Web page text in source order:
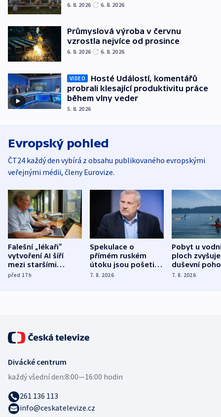
6. 8. 2026 6. 8. 2026
Průmyslová výroba v červnu
vzrostla nejvíce od prosince
6. 8. 2026 6. 8. 2026
VIDEO
Hosté Událostí, komentářů
probrali klesající produktivitu práce
během vlny veder
5. 8. 2026
Evropský pohled
ČT24 každý den vybírá z obsahu publikovaného evropskými
veřejnými médii, členy Eurovize.
Falešní „lékaři“
vytvoření AI šíří
mezi staršími
Poláky nebezpečné
před 17h
Spekulace o
přímém ruském
útoku jsou pošetilé,
míní estonský
7. 8. 2026
Pobyt u
ploch zvyšuje
duševní
ukázala
7. 8. 2026
Divácké centrum
každý všední den:8:00—16:00 hodin
261 136 113
info@ceskatelevize.cz